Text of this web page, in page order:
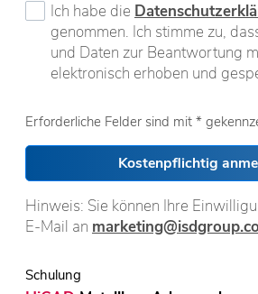
Ich habe die
genommen. Ich stimme zu,
und Daten zur Beantwortung
elektronisch erhoben und
Erforderliche Felder sind mit *
Kostenpflichtig
Hinweis: Sie können Ihre
E-Mail an
Schulung